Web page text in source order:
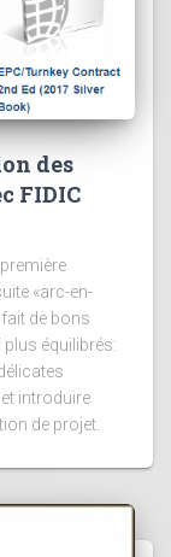
des
FIDIC
«arc-en-
fait de bons
équilibrés:
introduire
de projet.